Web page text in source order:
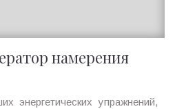
намерения
энергетических упражнений,